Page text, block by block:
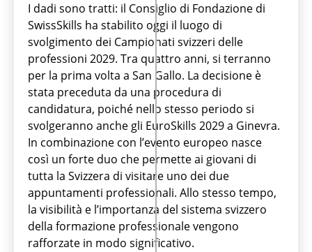
I dadi sono tratti: il Consiglio di Fondazione di
SwissSkills ha stabilito oggi il luogo di
svolgimento dei Campionati svizzeri delle
professioni 2029. Tra quattro anni, si terranno
per la prima volta a San Gallo. La decisione è
stata preceduta da una procedura di
candidatura, poiché nello stesso periodo si
svolgeranno anche gli EuroSkills 2029 a Ginevra.
In combinazione con l’evento europeo nasce
così un forte duo che permette ai giovani di
tutta la Svizzera di visitare uno dei due
appuntamenti professionali. Allo stesso tempo,
la visibilità e l’importanza del sistema svizzero
della formazione professionale vengono
rafforzate in modo significativo.